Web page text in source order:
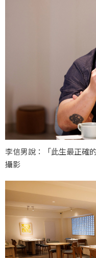
李信男說：「此生最正確
攝影